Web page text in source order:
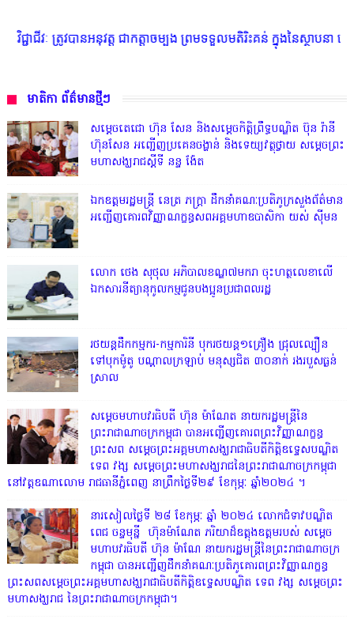
នអនុវត្ត ជាកត្តាចម្បង ព្រមទទួលមតិរិះគន់ ក្នុងនៃស្ថាបនា គោរពច្បា
មាតិកា ព័ត៌មានថ្មីៗ
សម្តេចតេជោ ហ៊ុន សែន និងសម្ដេចកិត្តិព្រឹទ្ធបណ្ឌិត ប៊ុន រ៉ានី
ហ៊ុនសែន អញ្ជើញប្រគេនចង្ហាន់ និងទេយ្យវត្ថុថ្វាយ សម្តេចព្រះ
មហាសង្ឃរាជស្តីទី នន្ទ ង៉ែត
ឯកឧត្តមរដ្ឋមន្ត្រី នេត្រ ភក្ត្រា ដឹកនាំគណៈប្រតិភូក្រសួងព័ត៌មាន
អញ្ជើញគោរពវិញ្ញាណក្ខន្ធសពអគ្គមហាឧបាសិកា យស់ ស៊ីមន
លោក ថេង សុថុល អភិបាលខណ្ឌ៧មករា ចុះហត្ថលេខាលើ
ឯកសារនីត្យានុកូលកម្មជូនបងប្អូនប្រជាពលរដ្ឋ
រថយន្តដឹកកម្មករ-កម្មការិនី បុករថយន្ត១គ្រឿង ជ្រុលល្បឿន
ទៅបុកម៉ូតូ បណ្តាលក្រឡាប់ មនុស្សជិត ៣០នាក់ រងរបួសធ្ងន់
ស្រាល
សម្តេចមហាបវរធិបតី ហ៊ុន ម៉ាណែត នាយករដ្ឋមន្ត្រីនៃ
ព្រះរាជាណាចក្រកម្ពុជា បានអញ្ជើញគោរពព្រះវិញ្ញាណក្ខន្ធ
ព្រះសព សម្តេចព្រះអគ្គមហាសង្ឃរាជាធិបតីកិត្តិឧទ្ទេសបណ្ឌិត
ទេព វង្ស សម្តេចព្រះមហាសង្ឃរាជនៃព្រះរាជាណាចក្រកម្ពុជា
នៅវត្តឧណាលោម រាជធានីភ្នំពេញ នាព្រឹកថ្ងៃទី២៩ ខែកុម្ភៈ ឆ្នាំ២០២៤ ។
នារសៀលថ្ងៃទី ២៨ ខែកុម្ភៈ ឆ្នាំ ២០២៤ លោកជំទាវបណ្ឌិត
ពេជ ចន្ទមុន្នី ហ៊ុនម៉ាណែត ភរិយាដ៏ឧត្តុងឧត្តមរបស់ សម្តេច
មហាបវរធិបតី ហ៊ុន ម៉ាណែ នាយករដ្ឋមន្រ្តីនៃព្រះរាជាណាចក្រ
កម្ពុជា បានអញ្ជើញដឹកនាំគណៈប្រតិភូគោរពព្រះវិញ្ញាណក្ខន្ធ
ព្រះសពសម្តេចព្រះអគ្គមហាសង្ឃរាជាធិបតីកិត្តិឧទ្ទេសបណ្ឌិត ទេព វង្ស សម្តេចព្រះ
មហាសង្ឃរាជ នៃព្រះរាជាណាចក្រកម្ពុជា។